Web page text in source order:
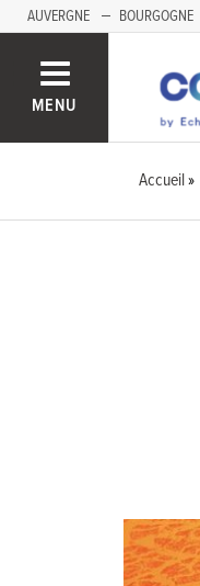
AUVERGNE BOURGOGNE
MENU
Accueil